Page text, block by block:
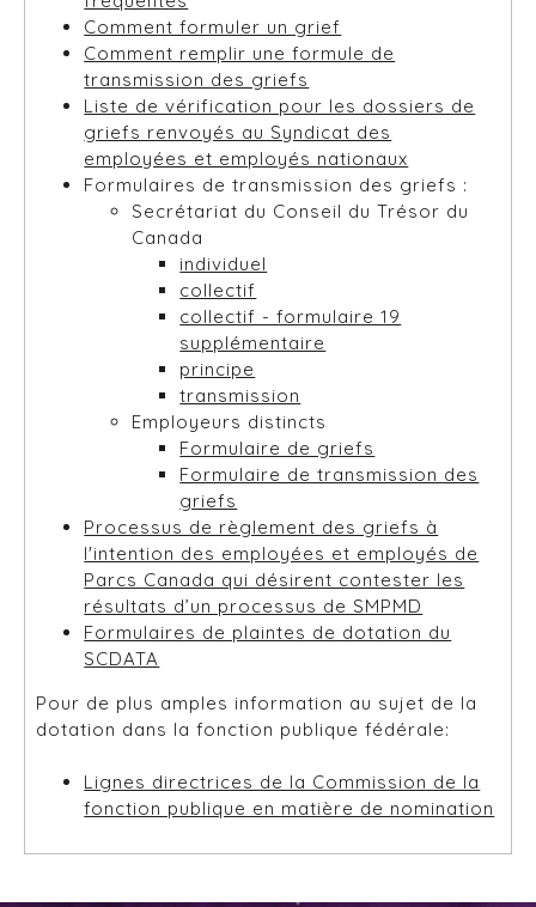
Comment formuler un grief
Comment remplir une formule de
transmission des griefs
Liste de vérification pour les dossiers de
griefs renvoyés au Syndicat des
employées et employés nationaux
Formulaires de transmission des griefs :
Secrétariat du Conseil du Trésor du
Canada
individuel
collectif
collectif - formulaire 19
supplémentaire
principe
transmission
Employeurs distincts
Formulaire de griefs
Formulaire de transmission des
griefs
Processus de règlement des griefs à
l'intention des employées et employés de
Parcs Canada qui désirent contester les
résultats d’un processus de SMPMD
Formulaires de plaintes de dotation du
SCDATA
Pour de plus amples information au sujet de la
dotation dans la fonction publique fédérale:
Lignes directrices de la Commission de la
fonction publique en matière de nomination